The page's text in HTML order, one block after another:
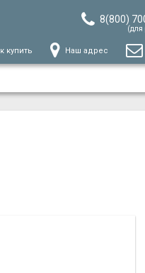
8(800)
(для
купить Наш адрес